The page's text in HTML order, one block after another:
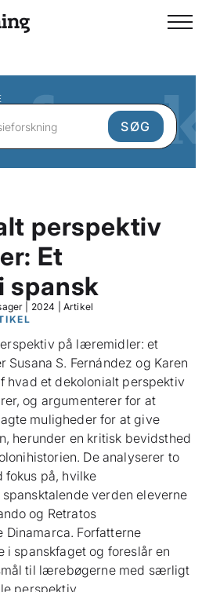
perspektiv
Et
spansk
2024
Artikel
på læremidler: et
S. Fernández og Karen
hvad et dekolonialt perspektiv
og argumenterer for at
muligheder for at give
herunder en kritisk bevidsthed
De analyserer to
på, hvilke
verden eleverne
og Retratos
Forfatterne
i spanskfaget og foreslår en
til lærebøgerne med særligt
perspektiv.